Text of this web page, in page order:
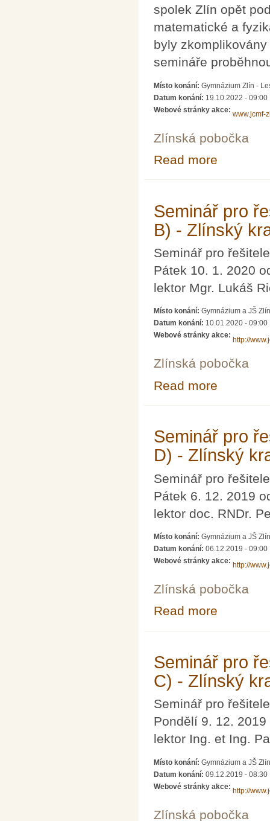
spolek Zlín opět
matematické a
byly
semináře
Místo konání: Gymnázium Zlín -
Datum konání: 19.10.2022 - 09:00
Webové stránky akce:
www.jcmf-
Zlínská pobočka
Read more
Seminář pro
B) - Zlínský
Seminář pro
Pátek 10. 1. 2020
lektor Mgr. Lukáš
Místo konání: Gymnázium a JŠ
Datum konání: 10.01.2020 - 09:00
Webové stránky akce:
http://
Zlínská pobočka
Read more
Seminář pro
D) - Zlínský
Seminář pro
Pátek 6. 12. 2019
lektor doc. RNDr.
Místo konání: Gymnázium a JŠ
Datum konání: 06.12.2019 - 09:00
Webové stránky akce:
http://
Zlínská pobočka
Read more
Seminář pro
C) - Zlínský
Seminář pro
Pondělí 9. 12.
lektor Ing. et Ing.
Místo konání: Gymnázium a JŠ
Datum konání: 09.12.2019 - 08:30
Webové stránky akce:
http://
Zlínská pobočka